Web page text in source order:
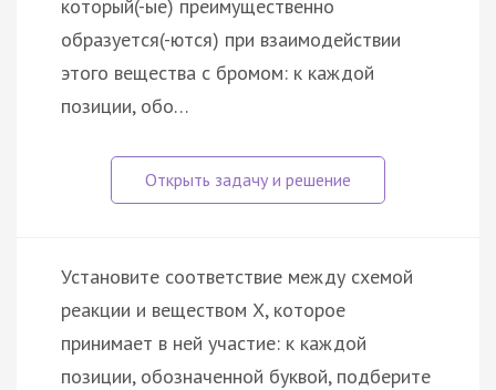
который(-ые) преимущественно
образуется(-ются) при взаимодействии
этого вещества с бромом: к каждой
позиции, обо…
Установите соответствие между схемой
реакции и веществом X, которое
принимает в ней участие: к каждой
позиции, обозначенной буквой, подберите